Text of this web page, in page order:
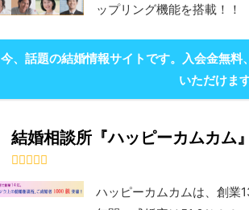
ップリング機能を搭載！！
今、話題の結婚情報サイトです。入会金無
いただけます
結婚相談所『ハッピーカムカム』
ハッピーカムカムは、創業